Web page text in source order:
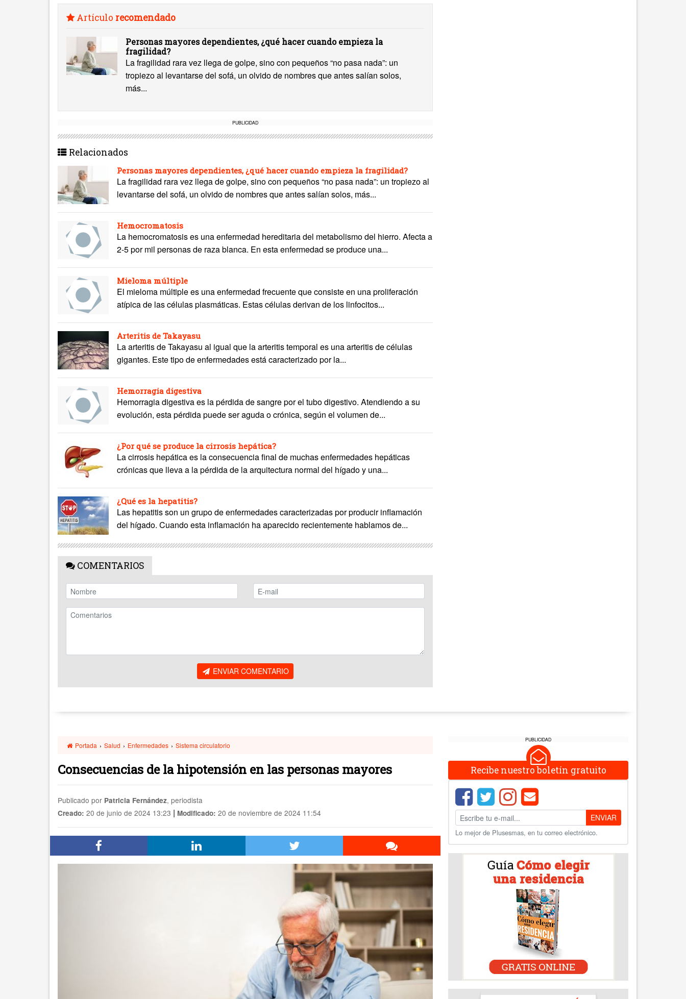
Artículo recomendado
Personas mayores dependientes, ¿qué hacer cuando empieza la
fragilidad?
La fragilidad rara vez llega de golpe, sino con pequeños “no pasa nada”: un
tropiezo al levantarse del sofá, un olvido de nombres que antes salían solos,
más...
PUBLICIDAD
Relacionados
Personas mayores dependientes, ¿qué hacer cuando empieza la fragilidad?
La fragilidad rara vez llega de golpe, sino con pequeños “no pasa nada”: un tropiezo al
levantarse del sofá, un olvido de nombres que antes salían solos, más...
Hemocromatosis
La hemocromatosis es una enfermedad hereditaria del metabolismo del hierro. Afecta a
2-5 por mil personas de raza blanca. En esta enfermedad se produce una...
Mieloma múltiple
El mieloma múltiple es una enfermedad frecuente que consiste en una proliferación
atípica de las células plasmáticas. Estas células derivan de los linfocitos...
Arteritis de Takayasu
La arteritis de Takayasu al igual que la arteritis temporal es una arteritis de células
gigantes. Este tipo de enfermedades está caracterizado por la...
Hemorragia digestiva
Hemorragia digestiva es la pérdida de sangre por el tubo digestivo. Atendiendo a su
evolución, esta pérdida puede ser aguda o crónica, según el volumen de...
¿Por qué se produce la cirrosis hepática?
La cirrosis hepática es la consecuencia final de muchas enfermedades hepáticas
crónicas que lleva a la pérdida de la arquitectura normal del hígado y una...
¿Qué es la hepatitis?
Las hepatitis son un grupo de enfermedades caracterizadas por producir inflamación
del hígado. Cuando esta inflamación ha aparecido recientemente hablamos de...
COMENTARIOS
ENVIAR COMENTARIO
Portada › Salud › Enfermedades › Sistema circulatorio
Consecuencias de la hipotensión en las personas mayores
Publicado por Patricia Fernández, periodista
Creado: 20 de junio de 2024 13:23 | Modificado: 20 de noviembre de 2024 11:54
PUBLICIDAD
Recibe nuestro boletín gratuito
ENVIAR
Lo mejor de Plusesmas, en tu correo electrónico.